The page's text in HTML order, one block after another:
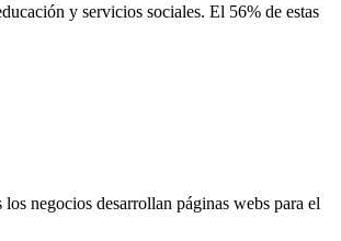
y servicios sociales. El 56% de estas
negocios desarrollan páginas webs para el